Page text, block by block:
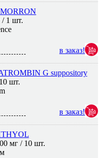
/ 1 шт.
в заказ!
G suppository
шт.
в заказ!
мг / 10 шт.